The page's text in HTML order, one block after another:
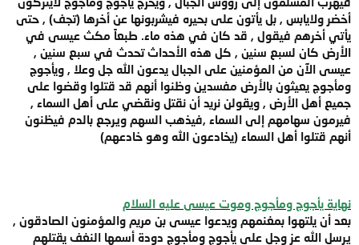
أخضر ولايابس , بل يأتون على بحيره فيشربونها عن أخرها (تجف) , حتى
يأتي أخرهم فيقول , قد كان في هذه ماء. طبعاً مكث عيسى في
الأرض كان لسبع سنين , كل هذه الأحداث تحدث في سبع سنين ,
عيسى الآن من المؤمنين على الجبال يدعون الله جل وعلا , ويأجوج
ومأجوج يعيثون بالأرض مفسدين وظنوا أنهم قد قتلوا وقضوا على
جميع أهل الأرض , ويقولن نريد أن نقتل ونقضي على أهل السماء ,
فيرمون سهامهم إلى السماء ,فيذهب السهم ويرجع بالدم فيظنون
أنهم قتلوا أهل السماء (يخادعون الله وهو خادعهم)
نهاية يأجوج ومأجوج وموت عيسى عليه السلام
بعد أن يلتهوا بمغنمهم ويدعوا عيسى بن مريم والمؤمنون الصادقون ,
يرسل الله عز وجل على يأجوج ومأجوج دودة أسمها النغف يقتلهم